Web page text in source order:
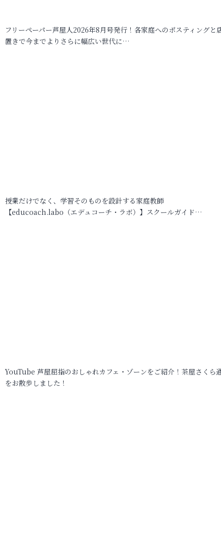
フリーペーパー芦屋人2026年8月号発行！各家庭へのポスティングと
置きで今までよりさらに幅広い世代に…
授業だけでなく、学習そのものを設計する家庭教師
【educoach.labo（エデュコーチ・ラボ）】スクールガイド…
YouTube 芦屋屈指のおしゃれカフェ・ゾーンをご紹介！茶屋さくら
をお散歩しました！